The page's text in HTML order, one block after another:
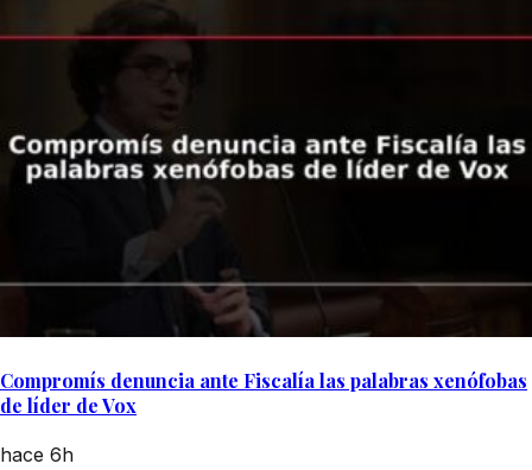
Compromís denuncia ante Fiscalía las palabras xenófobas
de líder de Vox
hace 6h